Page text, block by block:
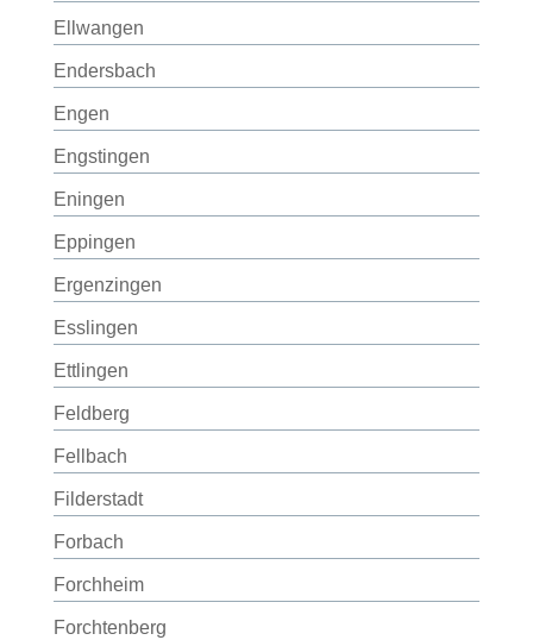
Ellwangen
Endersbach
Engen
Engstingen
Eningen
Eppingen
Ergenzingen
Esslingen
Ettlingen
Feldberg
Fellbach
Filderstadt
Forbach
Forchheim
Forchtenberg